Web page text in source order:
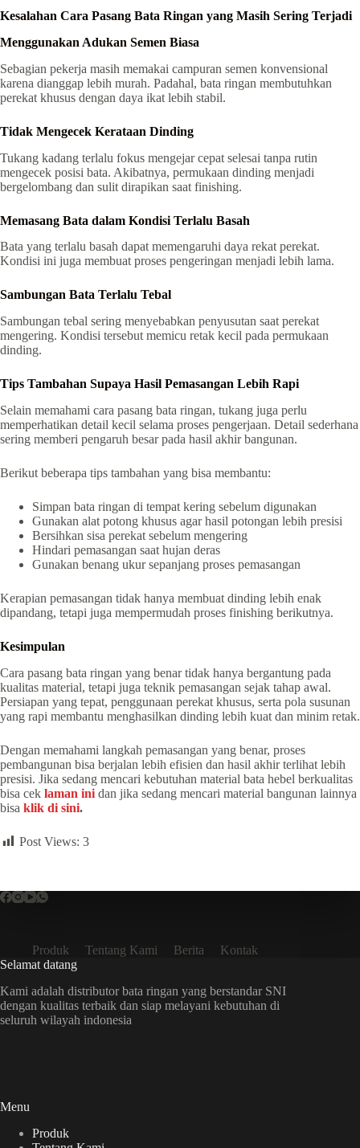
Kesalahan Cara Pasang Bata Ringan yang Masih Sering Terjadi
Menggunakan Adukan Semen Biasa
Sebagian pekerja masih memakai campuran semen konvensional
karena dianggap lebih murah. Padahal, bata ringan membutuhkan
perekat khusus dengan daya ikat lebih stabil.
Tidak Mengecek Kerataan Dinding
Tukang kadang terlalu fokus mengejar cepat selesai tanpa rutin
mengecek posisi bata. Akibatnya, permukaan dinding menjadi
bergelombang dan sulit dirapikan saat finishing.
Memasang Bata dalam Kondisi Terlalu Basah
Bata yang terlalu basah dapat memengaruhi daya rekat perekat.
Kondisi ini juga membuat proses pengeringan menjadi lebih lama.
Sambungan Bata Terlalu Tebal
Sambungan tebal sering menyebabkan penyusutan saat perekat
mengering. Kondisi tersebut memicu retak kecil pada permukaan
dinding.
Tips Tambahan Supaya Hasil Pemasangan Lebih Rapi
Selain memahami cara pasang bata ringan, tukang juga perlu
memperhatikan detail kecil selama proses pengerjaan. Detail sederhana
sering memberi pengaruh besar pada hasil akhir bangunan.
Berikut beberapa tips tambahan yang bisa membantu:
Simpan bata ringan di tempat kering sebelum digunakan
Gunakan alat potong khusus agar hasil potongan lebih presisi
Bersihkan sisa perekat sebelum mengering
Hindari pemasangan saat hujan deras
Gunakan benang ukur sepanjang proses pemasangan
Kerapian pemasangan tidak hanya membuat dinding lebih enak
dipandang, tetapi juga mempermudah proses finishing berikutnya.
Kesimpulan
Cara pasang bata ringan yang benar tidak hanya bergantung pada
kualitas material, tetapi juga teknik pemasangan sejak tahap awal.
Persiapan yang tepat, penggunaan perekat khusus, serta pola susunan
yang rapi membantu menghasilkan dinding lebih kuat dan minim retak.
Dengan memahami langkah pemasangan yang benar, proses
pembangunan bisa berjalan lebih efisien dan hasil akhir terlihat lebih
presisi. Jika sedang mencari kebutuhan material bata hebel berkualitas
bisa cek laman ini dan jika sedang mencari material bangunan lainnya
bisa klik di sini.
Post Views: 3
Produk Tentang Kami Berita
Kontak
Selamat datang
Kami adalah distributor bata ringan yang berstandar SNI
dengan kualitas terbaik dan siap melayani kebutuhan di
seluruh wilayah indonesia
Menu
Produk